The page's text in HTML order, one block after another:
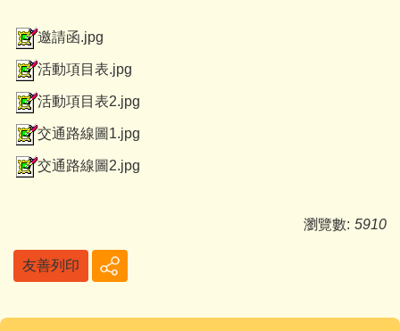
邀請函.jpg
活動項目表.jpg
活動項目表2.jpg
交通路線圖1.jpg
交通路線圖2.jpg
瀏覽數: 5910
友善列印